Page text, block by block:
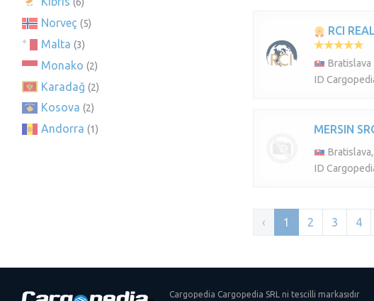
(6)
Norveç (5)
Malta (3)
Monako (2)
Karadağ (2)
Kosova (2)
Andorra (1)
RCI
Bratislava
ID
MERSIN
ID
‹ 1 2 3 4
Cargopedia Cargopedia SRL ni tescilli markasıdır